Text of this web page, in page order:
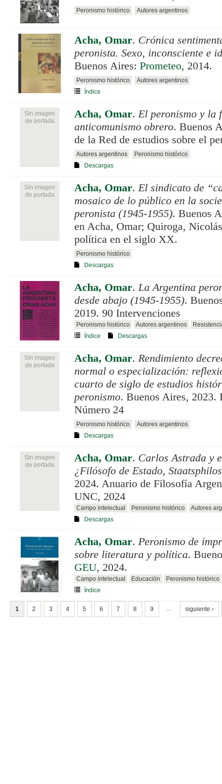
Peronismo histórico Autores argentinos
Acha, Omar. Crónica
peronista. Sexo, inconsciente e
Buenos Aires: Prometeo, 2014.
Peronismo histórico
Autores argentinos
Índice
Sin imagen
de portada
Acha, Omar. El peronismo y la
anticomunismo obrero. Buenos
de la Red de estudios sobre el
Autores argentinos
Peronismo histórico
Descargas
Sin imagen
de portada
Acha, Omar. El sindicato de
mosaico de lo público en la
peronista (1945-1955). Buenos
en Acha, Omar; Quiroga,
política en el siglo XX.
Peronismo histórico
Descargas
Acha, Omar. La Argentina
desde abajo (1945-1955).
2019. 90 Intervenciones
Peronismo histórico Autores argentinos
Índice
Descargas
Sin imagen
de portada
Acha, Omar. Rendimiento
normal o especialización:
cuarto de siglo de estudios
peronismo. Buenos Aires, 2023.
Número 24
Peronismo histórico
Autores argentinos
Descargas
Sin imagen
de portada
Acha, Omar. Carlos Astrada y
¿Filósofo de Estado,
2024. Anuario de Filosofía
UNC, 2024
Campo intelectual Peronismo histórico
Autores
Descargas
Acha, Omar. Peronismo de
sobre literatura y política.
GEU, 2024.
Campo intelectual Educación
Peronismo histórico
Índice
PÁGINAS
1 2 3 4 5 6 7 8 9 siguiente ›